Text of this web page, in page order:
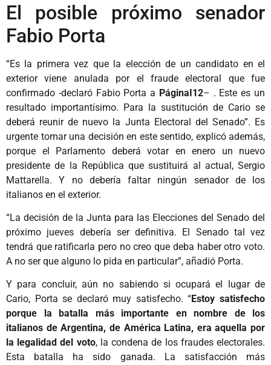
El posible próximo senador
Fabio Porta
“Es la primera vez que la elección de un candidato en el
exterior viene anulada por el fraude electoral que fue
confirmado -declaró Fabio Porta a PáginaI12– . Este es un
resultado importantísimo. Para la sustitución de Cario se
deberá reunir de nuevo la Junta Electoral del Senado”. Es
urgente tomar una decisión en este sentido, explicó además,
porque el Parlamento deberá votar en enero un nuevo
presidente de la República que sustituirá al actual, Sergio
Mattarella. Y no debería faltar ningún senador de los
italianos en el exterior.
“La decisión de la Junta para las Elecciones del Senado del
próximo jueves debería ser definitiva. El Senado tal vez
tendrá que ratificarla pero no creo que deba haber otro voto.
A no ser que alguno lo pida en particular”, añadió Porta.
Y para concluir, aún no sabiendo si ocupará el lugar de
Cario, Porta se declaró muy satisfecho. “Estoy satisfecho
porque la batalla más importante en nombre de los
italianos de Argentina, de América Latina, era aquella por
la legalidad del voto, la condena de los fraudes electorales.
Esta batalla ha sido ganada. La satisfacción más